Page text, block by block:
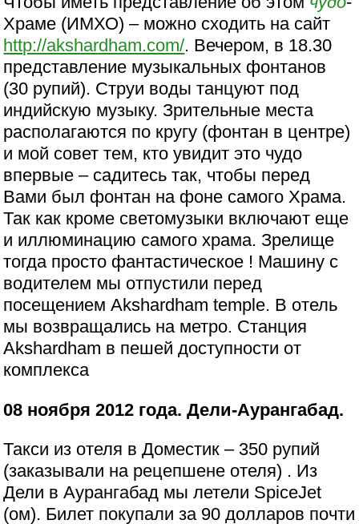
Храме (ИМХО) – можно сходить на сайт
http://akshardham.com/. Вечером, в 18.30
представление музыкальных фонтанов
(30 рупий). Струи воды танцуют под
индийскую музыку. Зрительные места
располагаются по кругу (фонтан в центре)
и мой совет тем, кто увидит это чудо
впервые – садитесь так, чтобы перед
Вами был фонтан на фоне самого Храма.
Так как кроме светомузыки включают еще
и иллюминацию самого храма. Зрелище
тогда просто фантастическое ! Машину с
водителем мы отпустили перед
посещением Akshardham temple. В отель
мы возвращались на метро. Станция
Akshardham в пешей доступности от
комплекса
08 ноября 2012 года. Дели-Аурангабад.
Такси из отеля в Доместик – 350 рупий
(заказывали на рецепшене отеля) . Из
Дели в Аурангабад мы летели SpiceJet
(ом). Билет покупали за 90 долларов почти